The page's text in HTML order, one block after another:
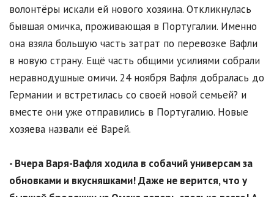
волонтёры искали ей нового хозяина. Откликнулась
бывшая омичка, проживающая в Португалии. Именно
она взяла большую часть затрат по перевозке Вафли
в новую страну. Ещё часть общими усилиями собрали
неравнодушные омичи. 24 ноября Вафля добралась до
Германии и встретилась со своей новой семьей? и
вместе они уже отправились в Португалию. Новые
хозяева назвали её Варей.
- Вчера Варя-Вафля ходила в собачий универсам за
обновками и вкусняшками! Даже не верится, что у